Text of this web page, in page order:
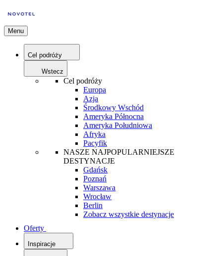
Menu
Cel podróży
Wstecz
Cel podróży
Europa
Azja
Środkowy Wschód
Ameryka Północna
Ameryka Południowa
Afryka
Pacyfik
NASZE NAJPOPULARNIEJSZE
DESTYNACJE
Gdańsk
Poznań
Warszawa
Wrocław
Berlin
Zobacz wszystkie destynacje
Oferty
Inspiracje